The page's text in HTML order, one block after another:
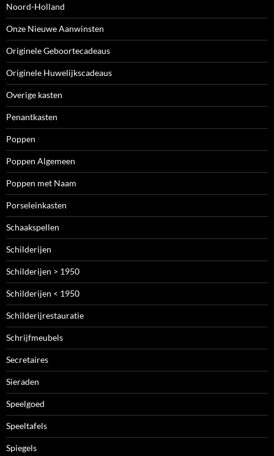
Noord-Holland
Onze Nieuwe Aanwinsten
Originele Geboortecadeaus
Originele Huwelijkscadeaus
Overige kasten
Penantkasten
Poppen
Poppen Algemeen
Poppen met Naam
Porseleinkasten
Schaakspellen
Schilderijen
Schilderijen > 1950
Schilderijen < 1950
Schilderijrestauratie
Schrijfmeubels
Secretaires
Sieraden
Speelgoed
Speeltafels
Spiegels